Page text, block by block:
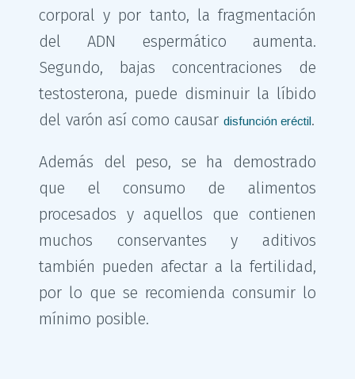
corporal y por tanto, la fragmentación
del ADN espermático aumenta.
Segundo, bajas concentraciones de
testosterona, puede disminuir la líbido
del varón así como causardisfunción eréctil.
Además del peso, se ha demostrado
que el consumo de alimentos
procesados y aquellos que contienen
muchos conservantes y aditivos
también pueden afectar a la fertilidad,
por lo que se recomienda consumir lo
mínimo posible.